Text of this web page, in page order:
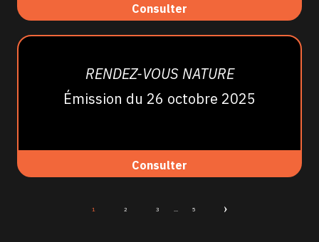
Consulter
RENDEZ-VOUS NATURE
Émission du 26 octobre 2025
Consulter
1 2 3 ... 5